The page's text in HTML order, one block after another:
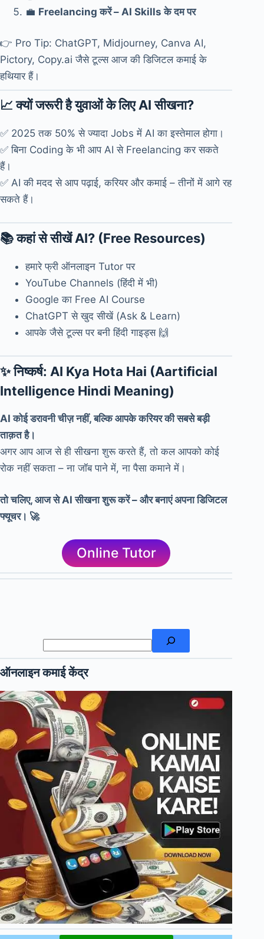
💼 Freelancing करें – AI Skills के दम पर
👉 Pro Tip: ChatGPT, Midjourney, Canva AI,
Pictory, Copy.ai जैसे टूल्स आज की डिजिटल कमाई के
हथियार हैं।
📈 क्यों जरूरी है युवाओं के लिए AI सीखना?
✅ 2025 तक 50% से ज्यादा Jobs में AI का इस्तेमाल होगा।
✅ बिना Coding के भी आप AI से Freelancing कर सकते
हैं।
✅ AI की मदद से आप पढ़ाई, करियर और कमाई – तीनों में आगे रह
सकते हैं।
📚 कहां से सीखें AI? (Free Resources)
हमारे फ्री ऑनलाइन Tutor पर
YouTube Channels (हिंदी में भी)
Google का Free AI Course
ChatGPT से खुद सीखें (Ask & Learn)
आपके जैसे टूल्स पर बनी हिंदी गाइड्स 🙌
✨ निष्कर्ष: AI Kya Hota Hai (Aartificial
Intelligence Hindi Meaning)
AI कोई डरावनी चीज़ नहीं, बल्कि आपके करियर की सबसे बड़ी
ताक़त है।
अगर आप आज से ही सीखना शुरू करते हैं, तो कल आपको कोई
रोक नहीं सकता – ना जॉब पाने में, ना पैसा कमाने में।
तो चलिए, आज से AI सीखना शुरू करें – और बनाएं अपना डिजिटल
फ्यूचर। 🚀
Online Tutor
ऑनलाइन कमाई केंद्र